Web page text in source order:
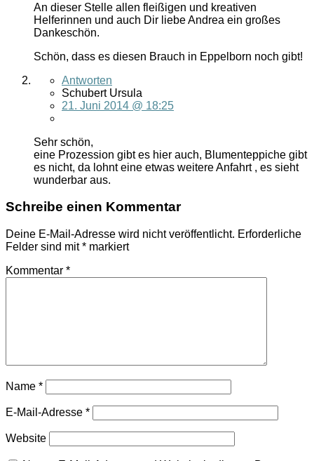
An dieser Stelle allen fleißigen und kreativen
Helferinnen und auch Dir liebe Andrea ein großes
Dankeschön.
Schön, dass es diesen Brauch in Eppelborn noch gibt!
Antworten
Schubert Ursula
21. Juni 2014 @ 18:25
Sehr schön,
eine Prozession gibt es hier auch, Blumenteppiche gibt
es nicht, da lohnt eine etwas weitere Anfahrt , es sieht
wunderbar aus.
Schreibe einen Kommentar
Deine E-Mail-Adresse wird nicht veröffentlicht. Erforderliche
Felder sind mit* markiert
Kommentar *
Name *
E-Mail-Adresse *
Website